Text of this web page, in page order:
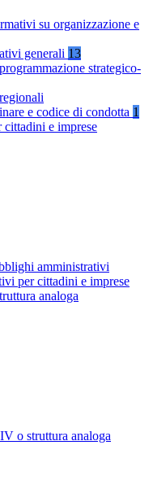
su organizzazione e
generali 13
strategico-
e codice di condotta 1
e imprese
amministrativi
per cittadini e imprese
analoga
o struttura analoga